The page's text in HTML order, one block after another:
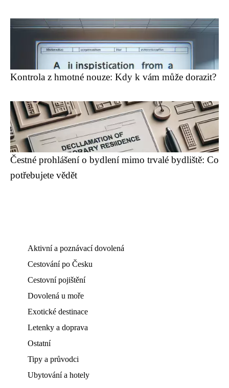
Kontrola z hmotné nouze: Kdy k vám může dorazit?
Čestné prohlášení o bydlení mimo trvalé bydliště: Co
potřebujete vědět
Aktivní a poznávací dovolená
Cestování po Česku
Cestovní pojištění
Dovolená u moře
Exotické destinace
Letenky a doprava
Ostatní
Tipy a průvodci
Ubytování a hotely